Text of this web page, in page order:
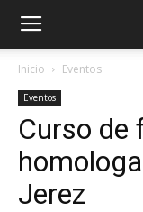
Inicio Eventos
Eventos
Curso de
Jerez